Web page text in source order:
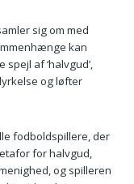
sig om med
kan
spejl af ‘halvgud’,
og løfter
fodboldspillere, der
for halvgud,
og spilleren